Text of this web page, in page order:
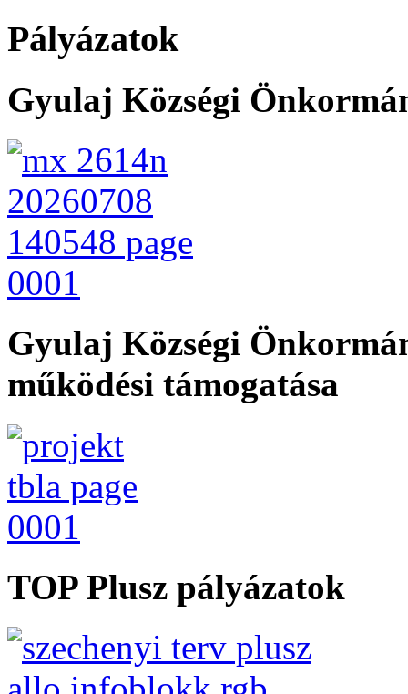
Pályázatok
Gyulaj Községi
Gyulaj Községi
működési támogatása
TOP Plusz pályázatok